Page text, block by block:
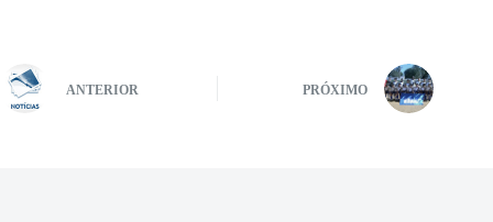
ANTERIOR PRÓXIMO